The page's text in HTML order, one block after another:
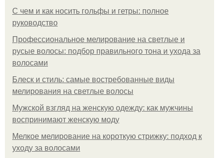
С чем и как носить гольфы и гетры: полное
руководство
Профессиональное мелирование на светлые и
русые волосы: подбор правильного тона и ухода за
волосами
Блеск и стиль: самые востребованные виды
мелирования на светлые волосы
Мужской взгляд на женскую одежду: как мужчины
воспринимают женскую моду
Мелкое мелирование на короткую стрижку: подход к
уходу за волосами